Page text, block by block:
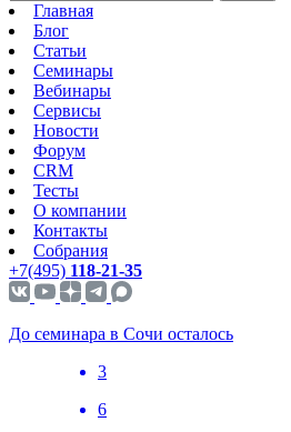
Главная
Блог
Статьи
Семинары
Вебинары
Сервисы
Новости
Форум
CRM
Тесты
О компании
Контакты
Собрания
+7(495) 118-21-35
До семинара в Сочи осталось
3
6